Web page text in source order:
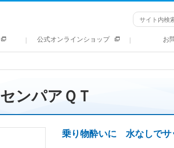
公式オンラインショップ お
センパアＱＴ
乗り物酔いに 水なしでサ